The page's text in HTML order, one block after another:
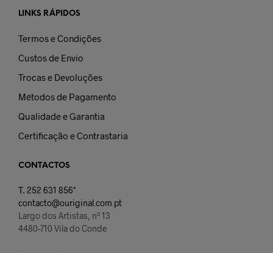
LINKS RÁPIDOS
Termos e Condições
Custos de Envio
Trocas e Devoluções
Métodos de Pagamento
Qualidade e Garantia
Certificação e Contrastaria
CONTACTOS
T. 252 631 856*
contacto@ouriginal.com.pt
Largo dos Artistas, nº 13
4480-710 Vila do Conde